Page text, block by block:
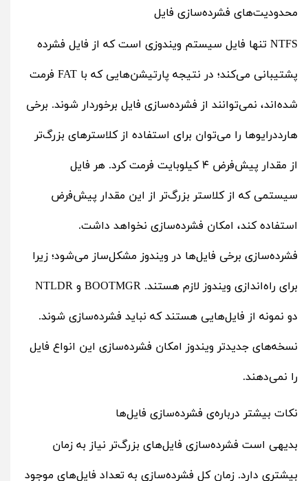
محدودیت‌های فشرده‌سازی فایل
NTFS تنها فایل سیستم ویندوزی است که از فایل فشرده
پشتیبانی می‌کند؛ در نتیجه پارتیشن‌هایی که با FAT فرمت
شده‌اند، نمی‌توانند از فشرده‌سازی فایل برخوردار شوند. برخی
هارددرایوها را می‌توان برای استفاده از کلاسترهای بزرگ‌تر
از مقدار پیش‌فرض ۴ کیلوبایت فرمت‌ کرد. هر فایل
سیستمی که از کلاستر بزرگ‌تر از این مقدار پیش‌فرض
استفاده کند، امکان فشرده‌سازی نخواهد داشت.
فشرده‌سازی برخی فایل‌ها در ویندوز مشکل‌ساز می‌شود؛ زیرا
برای راه‌اندازی ویندوز لازم هستند. BOOTMGR و NTLDR
دو نمونه از فایل‌هایی هستند که نباید فشرده‌سازی شوند.
نسخه‌های جدیدتر ویندوز امکان فشرده‌سازی این انواع فایل
را نمی‌دهند.
نکات بیشتر درباره‌ی فشرده‌سازی فایل‌ها
بدیهی است فشرده‌سازی فایل‌های بزرگ‌تر نیاز به زمان
بیشتری دارد. زمان کل فشرده‌سازی به تعداد فایل‌های موجود